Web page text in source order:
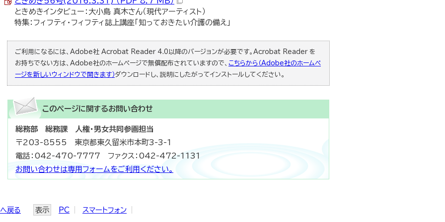
ときめきインタビュー：大小島 真木さん（現代アーティスト）
特集：フィフティ・フィフティ誌上講座「知っておきたい介護の備え」
ご利用になるには、Adobe社 Acrobat Reader 4.0以降のバージョンが必要です。Acrobat Reader を
お持ちでない方は、Adobe社のホームページで無償配布されていますので、 こちらから（Adobe社のホームペ
ージを新しいウィンドウで開きます）ダウンロードし、説明にしたがってインストールしてください。
このページに関するお問い合わせ
総務部 総務課 人権・男女共同参画担当
〒203-8555 東京都東久留米市本町3-3-1
電話：042-470-7777 ファクス：042-472-1131
お問い合わせは専用フォームをご利用ください。
戻る 表示 PC スマートフォン